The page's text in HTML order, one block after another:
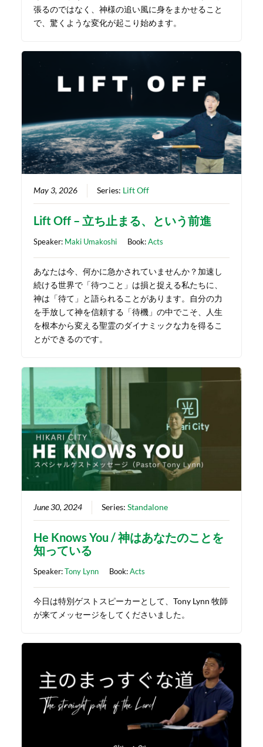
張るのではなく、神様の追い風に身をまかせること
で、驚くような変化が起こり始めます。
May 3, 2026 Series: Lift Off
Lift Off – 立ち止まる、という前進
Speaker: Maki Umakoshi Book:Acts
あなたは今、何かに急かされていませんか？加速し
続ける世界で「待つこと」は損と捉える私たちに、
神は「待て」と語られることがあります。自分の力
を手放して神を信頼する「待機」の中でこそ、人生
を根本から変える聖霊のダイナミックな力を得るこ
とができるのです。
June 30, 2024 Series:Standalone
He Knows You / 神はあなたのことを
知っている
Speaker:Tony Lynn Book:Acts
今日は特別ゲストスピーカーとして、Tony Lynn 牧師
が来てメッセージをしてくださいました。